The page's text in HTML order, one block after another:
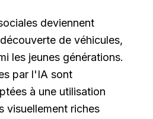
deviennent
de véhicules,
les jeunes générations.
par l'IA sont
à une utilisation
visuellement riches